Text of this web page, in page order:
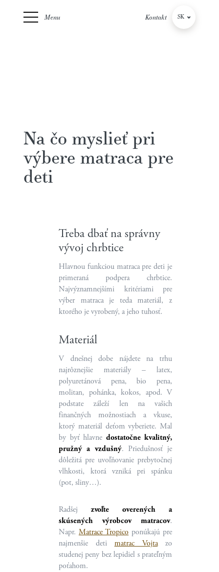
Menu Kontakt SK
Na čo myslieť pri
výbere matraca pre
deti
Treba dbať na správny
vývoj chrbtice
Hlavnou funkciou matraca pre deti je
primeraná podpera chrbtice.
Najvýznamnejšími kritériami pre
výber matraca je teda materiál, z
ktorého je vyrobený, a jeho tuhosť.
Materiál
V dnešnej dobe nájdete na trhu
najrôznejšie materiály – latex,
polyuretánová pena, bio pena,
molitan, pohánka, kokos, apod. V
podstate záleží len na vašich
finančných možnostiach a vkuse,
ktorý materiál deťom vyberiete. Mal
by byť hlavne dostatočne kvalitný,
pružný a vzdušný. Priedušnosť je
dôležitá pre uvoľňovanie prebytočnej
vlhkosti, ktorá vzniká pri spánku
(pot, sliny…).
Radšej zvoľte overených a
skúsených výrobcov matracov.
Napr. Matrace Tropico ponúkajú pre
najmenšie deti matrac Vojtazo
studenej peny bez lepidiel s prateľným
poťahom.